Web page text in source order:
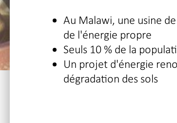
Au Malawi, une usine
de l'énergie propre
Seuls 10 % de la
Un projet d'énergie
dégradation des sols